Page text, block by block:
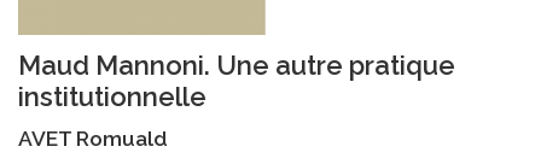
Maud Mannoni. Une autre pratique
institutionnelle
AVET Romuald